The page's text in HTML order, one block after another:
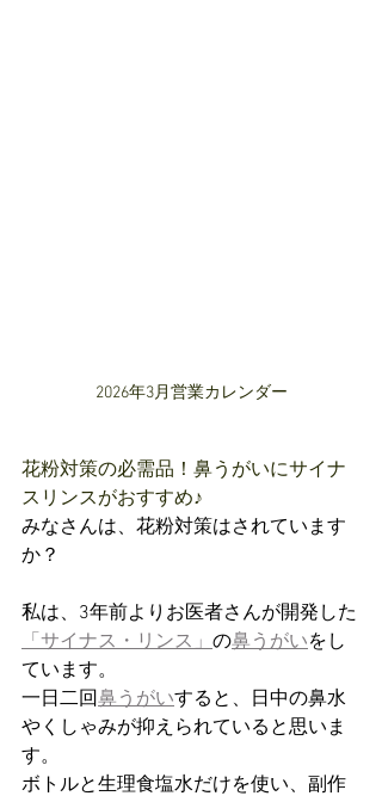
2026年3月営業カレンダー
花粉対策の必需品！鼻うがいにサイナ
スリンスがおすすめ♪
みなさんは、花粉対策はされています
か？
私は、3年前よりお医者さんが開発した
「サイナス・リンス」 の鼻うがいをし
ています。
一日二回鼻うがいすると、日中の鼻水
やくしゃみが抑えられていると思いま
す。
ボトルと生理食塩水だけを使い、副作